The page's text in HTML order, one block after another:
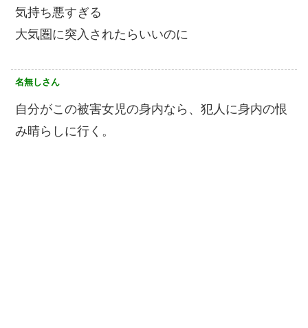
気持ち悪すぎる
大気圏に突入されたらいいのに
名無しさん
自分がこの被害女児の身内なら、犯人に身内の恨
み晴らしに行く。